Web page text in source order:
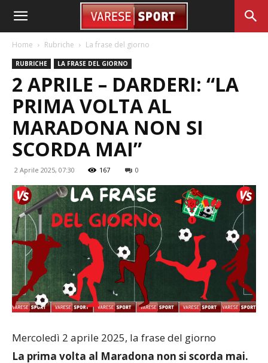
Home Rubriche La frase del giorno
RUBRICHE LA FRASE DEL GIORNO
2 APRILE – DARDERI: “LA
PRIMA VOLTA AL
MARADONA NON SI
SCORDA MAI”
2 Aprile 2025, 07:30 167 0
Mercoledì 2 aprile 2025, la frase del giorno
La prima volta al Maradona non si scorda mai.